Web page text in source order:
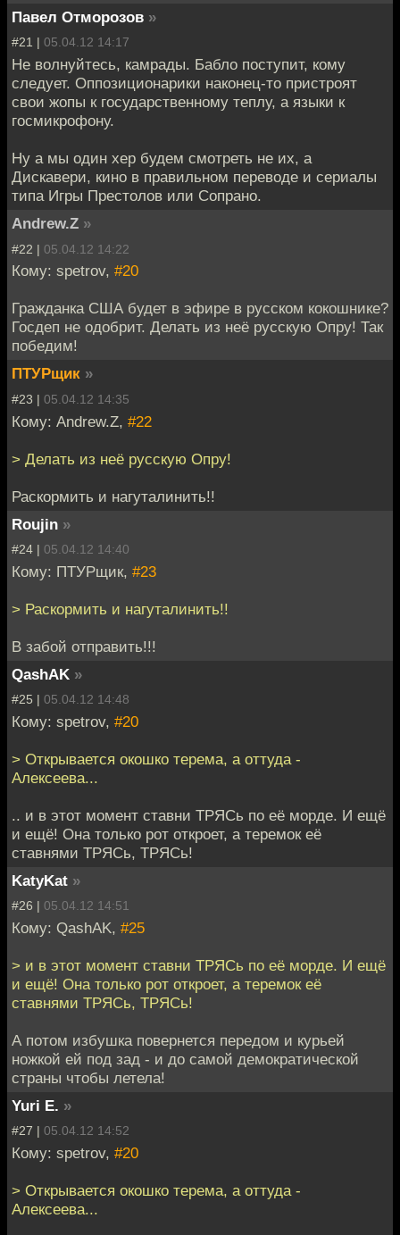
Павел Отморозов »
#21 | 05.04.12 14:17
Не волнуйтесь, камрады. Бабло поступит, кому
следует. Оппозиционарики наконец-то пристроят
свои жопы к государственному теплу, а языки к
госмикрофону.
Ну а мы один хер будем смотреть не их, а
Дискавери, кино в правильном переводе и сериалы
типа Игры Престолов или Сопрано.
Andrew.Z »
#22 | 05.04.12 14:22
Кому: spetrov, #20
Гражданка США будет в эфире в русском кокошнике?
Госдеп не одобрит. Делать из неё русскую Опру! Так
победим!
ПТУРщик »
#23 | 05.04.12 14:35
Кому: Andrew.Z, #22
> Делать из неё русскую Опру!
Раскормить и нагуталинить!!
Roujin »
#24 | 05.04.12 14:40
Кому: ПТУРщик, #23
> Раскормить и нагуталинить!!
В забой отправить!!!
QashAK »
#25 | 05.04.12 14:48
Кому: spetrov, #20
> Открывается окошко терема, а оттуда -
Алексеева...
.. и в этот момент ставни ТРЯСь по её морде. И ещё
и ещё! Она только рот откроет, а теремок её
ставнями ТРЯСь, ТРЯСь!
KatyKat »
#26 | 05.04.12 14:51
Кому: QashAK, #25
> и в этот момент ставни ТРЯСь по её морде. И ещё
и ещё! Она только рот откроет, а теремок её
ставнями ТРЯСь, ТРЯСь!
А потом избушка повернется передом и курьей
ножкой ей под зад - и до самой демократической
страны чтобы летела!
Yuri E. »
#27 | 05.04.12 14:52
Кому: spetrov, #20
> Открывается окошко терема, а оттуда -
Алексеева...